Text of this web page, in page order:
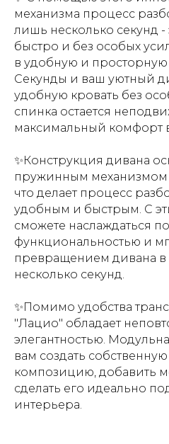
механизма процесс
лишь несколько секунд -
быстро и без особых
в удобную и просторную
Секунды и ваш уютный
удобную кровать без
спинка остается
максимальный комфорт
✨Конструкция дивана
пружинным механизмом
что делает процесс
удобным и быстрым. С
сможете наслаждаться
функциональностью и
превращением дивана в
несколько секунд.
✨Помимо удобства
"Лацио" обладает
элегантностью.
вам создать
композицию, добавить
сделать его идеально
интерьера.